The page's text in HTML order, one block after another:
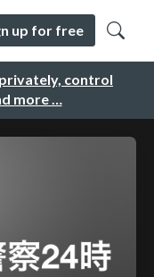
control
more …
up for free